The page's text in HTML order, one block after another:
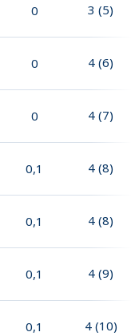
0 3 (5)
0 4 (6)
0 4 (7)
0,1 4 (8)
0,1 4 (8)
0,1 4 (9)
0,1 4 (10)